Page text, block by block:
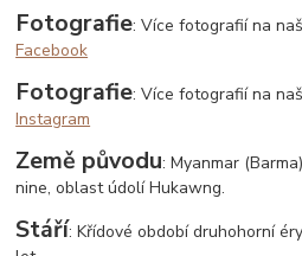
Fotografie: Více fotografií na
Facebook
Fotografie: Více fotografií na
Instagram
Země původu: Myanmar
nine, oblast údolí Hukawng.
Stáří: Křídové období druhohorní